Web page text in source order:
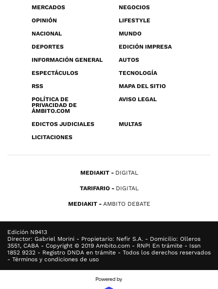
MERCADOS
NEGOCIOS
OPINIÓN
LIFESTYLE
NACIONAL
MUNDO
DEPORTES
EDICIÓN IMPRESA
INFORMACIÓN GENERAL
AUTOS
ESPECTÁCULOS
TECNOLOGÍA
RSS
MAPA DEL SITIO
POLÍTICA DE
PRIVACIDAD DE
ÁMBITO.COM
AVISO LEGAL
EDICTOS JUDICIALES
MULTAS
LICITACIONES
MEDIAKIT DIGITAL
TARIFARIO DIGITAL
MEDIAKIT AMBITO DEBATE
Edición N9413
Director: Gabriel Morini - Propietario: Nefir S.A. - Domicilio: Olleros
3551, CABA - Copyright © 2019 Ambito.com - RNPI En trámite - Issn
1852 9232 - Registro DNDA en trámite - Todos los derechos reservados
- Términos y condiciones de uso